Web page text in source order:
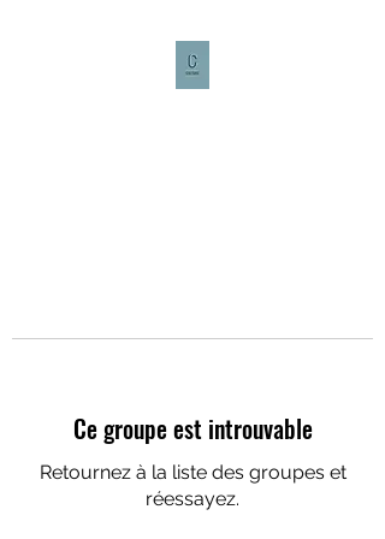
Ce groupe est introuvable
Retournez à la liste des groupes et
réessayez.